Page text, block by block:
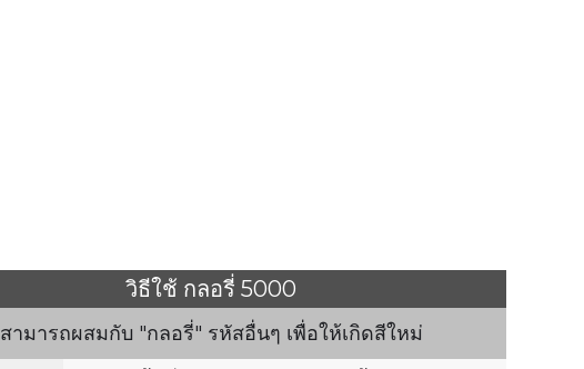
วิธีใช้ กลอรี่ 5000
สามารถผสมกับ "กลอรี่" รหัสอื่นๆ เพื่อให้เกิดสีใหม่